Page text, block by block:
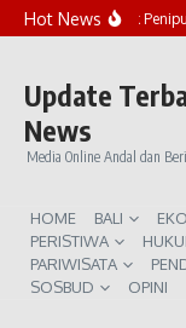
Lewati ke konten
Hot NewsMarak
Update
News
Media Online Andal dan
HOME BALI
PERISTIWA
PARIWISATA
SOSBUD
OPINI